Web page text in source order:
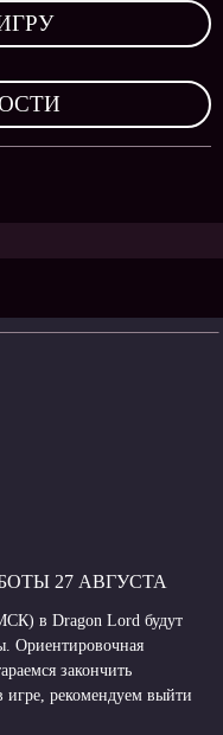
27 АВГУСТА
в Dragon Lord будут
Ориентировочная
закончить
рекомендуем выйти